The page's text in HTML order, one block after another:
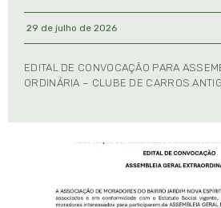
29 de julho de 2026
EDITAL DE CONVOCAÇÃO PARA
ORDINÁRIA – CLUBE DE CARROS